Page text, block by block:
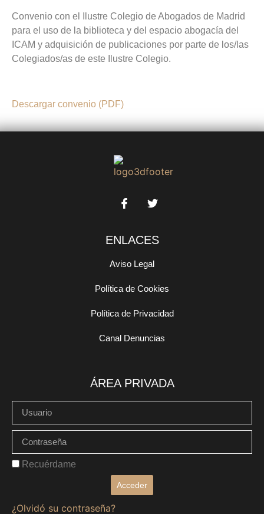
Convenio con el Ilustre Colegio de Abogados de Madrid
para el uso de la biblioteca y del espacio abogacía del
ICAM y adquisición de publicaciones por parte de los/las
Colegiados/as de este Ilustre Colegio.
Descargar convenio (PDF)
ENLACES
Aviso Legal
Política de Cookies
Política de Privacidad
Canal Denuncias
ÁREA PRIVADA
Recuérdame
Acceder
¿Olvidó su contraseña?